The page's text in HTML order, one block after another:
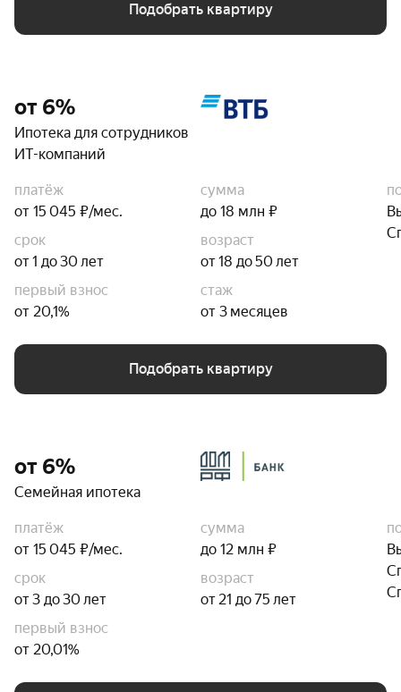
Подобрать квартиру
от 6%
Ипотека для сотрудников
ИТ-компаний
платёж
от 15 045 ₽/мес.
сумма
до 18 млн ₽
срок
от 1 до 30 лет
возраст
от 18 до 50 лет
первый взнос
от 20,1%
стаж
от 3 месяцев
Подобрать квартиру
от 6%
Семейная ипотека
платёж
от 15 045 ₽/мес.
сумма
до 12 млн ₽
срок
от 3 до 30 лет
возраст
от 21 до 75 лет
первый взнос
от 20,01%